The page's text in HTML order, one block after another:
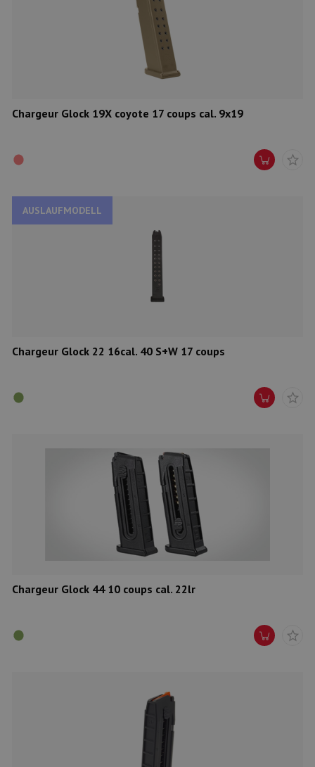
Chargeur Glock 19X coyote 17 coups cal. 9x19
AUSLAUFMODELL
Chargeur Glock 22 16cal. 40 S+W 17 coups
Chargeur Glock 44 10 coups cal. 22lr